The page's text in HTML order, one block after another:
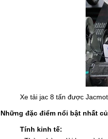
Xe tải jac 8 tấn được
Những đặc điểm nổi bật nhất
Tính kinh tế: